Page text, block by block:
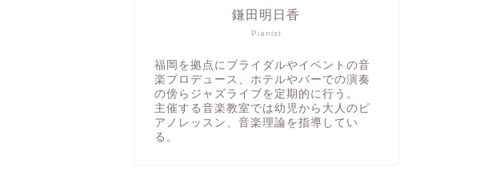
Pianist
鎌田明日香
福岡を拠点にブライダルやイベントの音
楽プロデュース、ホテルやバーでの演奏
の傍らジャズライブを定期的に行う。
主催する音楽教室では幼児から大人のピ
アノレッスン、音楽理論を指導してい
る。